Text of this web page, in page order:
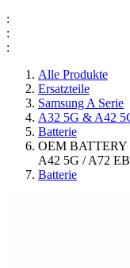
:
:
:
Alle Produkte
Ersatzteile
Samsung A Serie
A32 5G & A42
Batterie
OEM
A42 5G / A72
Batterie